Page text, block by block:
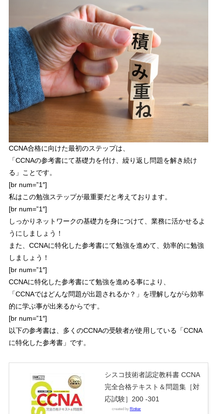
CCNA合格に向けた最初のステップは、
「CCNAの参考書にて基礎力を付け、繰り返し問題を解き続け
る 」ことです。
[br num=”1″]
私はこの勉強ステップが最重要だと考えております。
[br num=”1″]
しっかりネットワークの基礎力を身につけて、業務に活かせるよ
うにしましょう！
また、CCNAに特化した参考書にて勉強を進めて、効率的に勉強
しましょう！
[br num=”1″]
CCNAに特化した参考書にて勉強を進める事により、
「CCNAではどんな問題が出題されるか？ 」を理解しながら効率
的に学ぶ事が出来るからです。
[br num=”1″]
以下の参考書は、多くのCCNAの受験者が使用している「CCNA
に特化した参考書」です。
シスコ技術者認定教科書 CCNA
完全合格テキスト＆問題集［対
応試験］200 -301
created by Rinker